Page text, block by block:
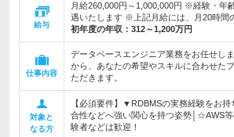
給与
月給260,000円～1,000,000円 ※経験・年
遇いたします ※上記月給には、月20時間
初年度の年収： 312～1,200万円
仕事内容
データベースエンジニア業務をお任せし
から、あなたの希望やスキルに合わせた
ただきます。
対象と
なる方
【必須要件】▼RDBMSの実務経験をお
合性などへ強い関心を持つ姿勢│☆AWS
験者などは歓迎！